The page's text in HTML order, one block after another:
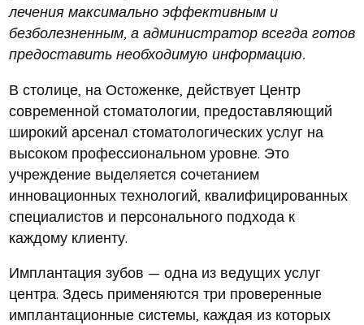
лечения максимально эффективным и
безболезненным, а администратор всегда готов
предоставить необходимую информацию.
В столице, на Остоженке, действует Центр
современной стоматологии, предоставляющий
широкий арсенал стоматологических услуг на
высоком профессиональном уровне. Это
учреждение выделяется сочетанием
инновационных технологий, квалифицированных
специалистов и персонального подхода к
каждому клиенту.
Имплантация зубов — одна из ведущих услуг
центра. Здесь применяются три проверенные
имплантационные системы, каждая из которых